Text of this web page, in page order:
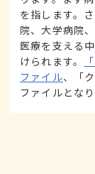
を指します。
院、大学病院
医療を支える
けられます。
ファイル、「
ファイルとなり